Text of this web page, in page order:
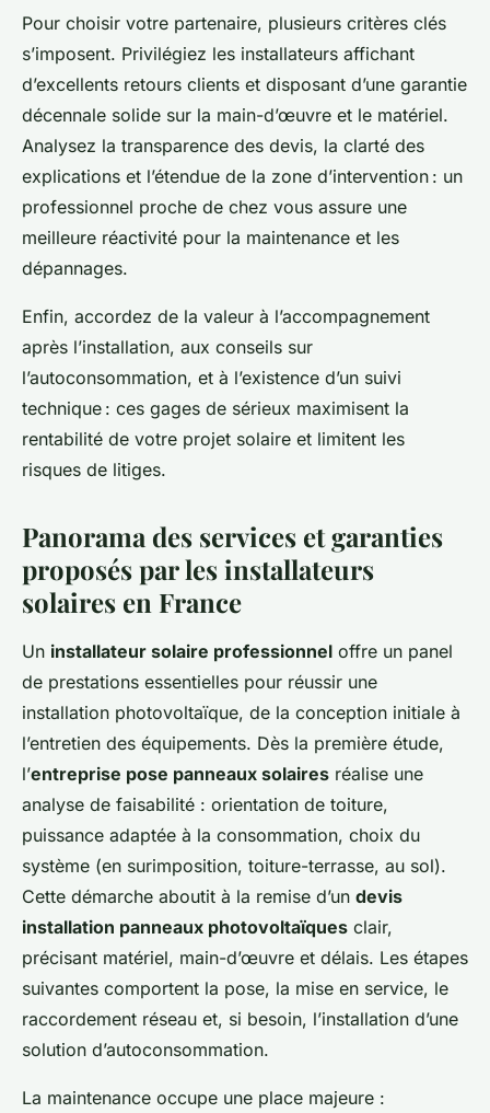
Pour choisir votre partenaire, plusieurs critères clés
s’imposent. Privilégiez les installateurs affichant
d’excellents retours clients et disposant d’une garantie
décennale solide sur la main-d’œuvre et le matériel.
Analysez la transparence des devis, la clarté des
explications et l’étendue de la zone d’intervention : un
professionnel proche de chez vous assure une
meilleure réactivité pour la maintenance et les
dépannages.
Enfin, accordez de la valeur à l’accompagnement
après l’installation, aux conseils sur
l’autoconsommation, et à l’existence d’un suivi
technique : ces gages de sérieux maximisent la
rentabilité de votre projet solaire et limitent les
risques de litiges.
Panorama des services et garanties
proposés par les installateurs
solaires en France
Un installateur solaire professionnel offre un panel
de prestations essentielles pour réussir une
installation photovoltaïque, de la conception initiale à
l’entretien des équipements. Dès la première étude,
l’entreprise pose panneaux solaires réalise une
analyse de faisabilité : orientation de toiture,
puissance adaptée à la consommation, choix du
système (en surimposition, toiture-terrasse, au sol).
Cette démarche aboutit à la remise d’un devis
installation panneaux photovoltaïques clair,
précisant matériel, main-d’œuvre et délais. Les étapes
suivantes comportent la pose, la mise en service, le
raccordement réseau et, si besoin, l’installation d’une
solution d’autoconsommation.
La maintenance occupe une place majeure :